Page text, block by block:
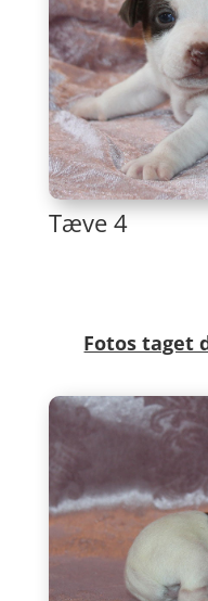
Tæve 4
Fotos taget